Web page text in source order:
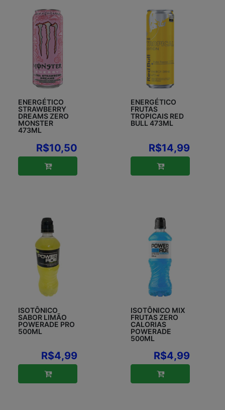
ENERGÉTICO
STRAWBERRY
DREAMS ZERO
MONSTER
473ML
R$10,50
ENERGÉTICO
FRUTAS
TROPICAIS RED
BULL 473ML
R$14,99
ISOTÔNICO
SABOR LIMÃO
POWERADE PRO
500ML
R$4,99
ISOTÔNICO MIX
FRUTAS ZERO
CALORIAS
POWERADE
500ML
R$4,99